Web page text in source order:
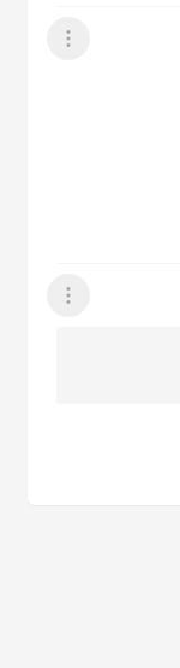
عرض القائمة
عرض القائمة